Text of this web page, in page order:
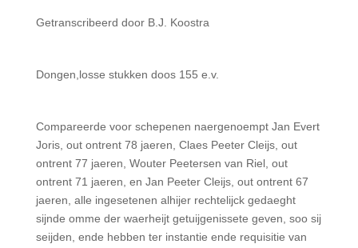
Getranscribeerd door B.J. Koostra
Dongen,losse stukken doos 155 e.v.
Compareerde voor schepenen naergenoempt Jan Evert
Joris, out ontrent 78 jaeren, Claes Peeter Cleijs, out
ontrent 77 jaeren, Wouter Peetersen van Riel, out
ontrent 71 jaeren, en Jan Peeter Cleijs, out ontrent 67
jaeren, alle ingesetenen alhijer rechtelijck gedaeght
sijnde omme der waerheijt getuijgenissete geven, soo sij
seijden, ende hebben ter instantie ende requisitie van